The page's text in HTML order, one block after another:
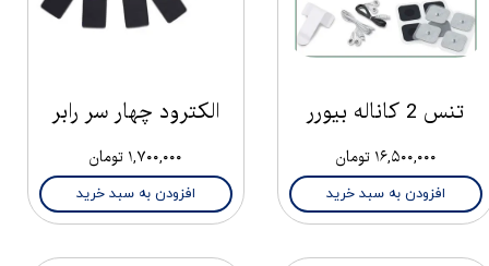
تنس 2 کاناله بیورر
۱۶,۵۰۰,۰۰۰ تومان
افزودن به سبد خرید
الکترود چهار سر رابر
۱,۷۰۰,۰۰۰ تومان
افزودن به سبد خرید